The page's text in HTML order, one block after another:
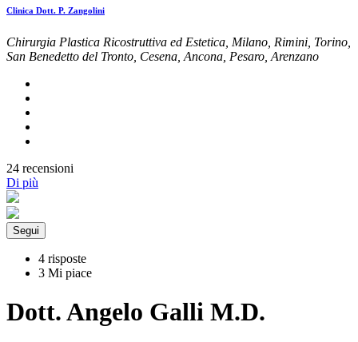
Clinica Dott. P. Zangolini
Chirurgia Plastica Ricostruttiva ed Estetica, Milano, Rimini, Torino,
San Benedetto del Tronto, Cesena, Ancona, Pesaro, Arenzano
24 recensioni
Di più
Segui
4 risposte
3 Mi piace
Dott. Angelo Galli M.D.